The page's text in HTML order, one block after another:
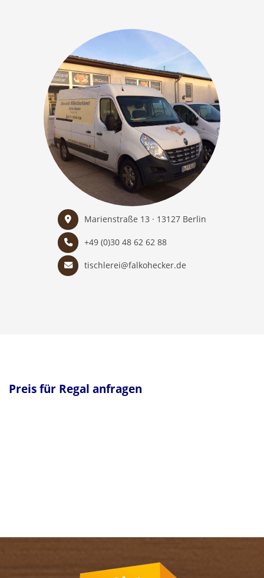
Marienstraße 13 · 13127 Berlin
+49 (0)30 48 62 62 88
tischlerei@falkohecker.de
Preis für Regal anfragen